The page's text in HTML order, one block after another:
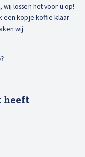
wij lossen het voor u op!
een kopje koffie klaar
wij
heeft